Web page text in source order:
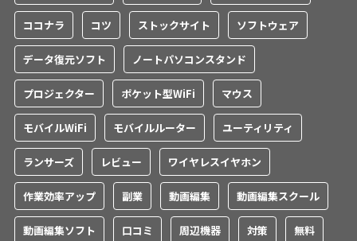
ココナラ コツ ストックサイト ソフトウェア
データ復元ソフト ノートパソコンスタンド
プロジェクター ポケット型WiFi マウス
モバイルWiFi モバイルルーター ユーティリティ
ランサーズ レビュー ワイヤレスイヤホン
作業効率アップ 副業 動画編集 動画編集スクール
動画編集ソフト 口コミ 周辺機器 対策 無料